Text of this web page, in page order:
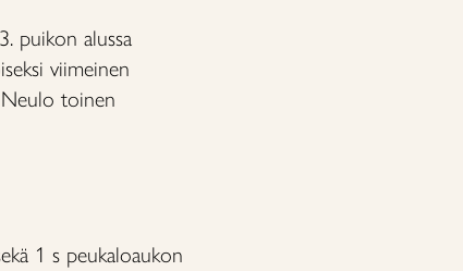
puikon alussa
viimeinen
Neulo toinen
1 s peukaloaukon